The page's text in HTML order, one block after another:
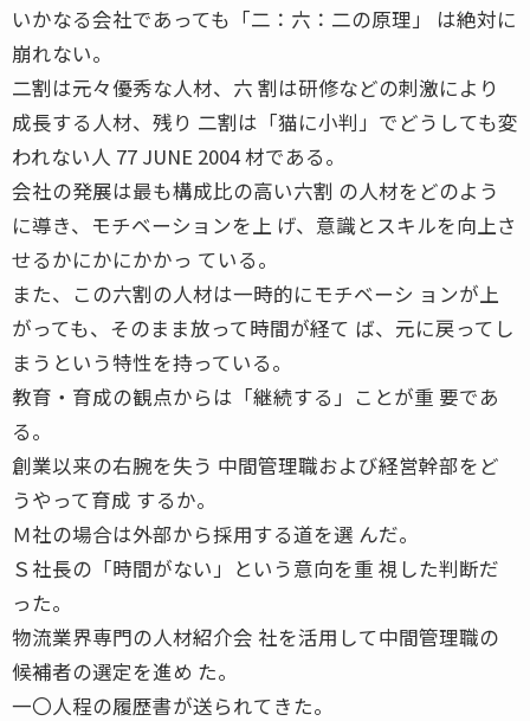
いかなる会社であっても「二：六：二の原理」 は絶対に
崩れない。
二割は元々優秀な人材、六 割は研修などの刺激により
成長する人材、残り 二割は「猫に小判」でどうしても変
われない人 77 JUNE 2004 材である。
会社の発展は最も構成比の高い六割 の人材をどのよう
に導き、モチベーションを上 げ、意識とスキルを向上さ
せるかにかにかかっ ている。
また、この六割の人材は一時的にモチベーシ ョンが上
がっても、そのまま放って時間が経て ば、元に戻ってし
まうという特性を持っている。
教育・育成の観点からは「継続する」ことが重 要であ
る。
創業以来の右腕を失う 中間管理職および経営幹部をど
うやって育成 するか。
Ｍ社の場合は外部から採用する道を選 んだ。
Ｓ社長の「時間がない」という意向を重 視した判断だ
った。
物流業界専門の人材紹介会 社を活用して中間管理職の
候補者の選定を進め た。
一〇人程の履歴書が送られてきた。